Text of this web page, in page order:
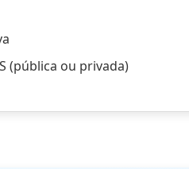
(pública ou privada)